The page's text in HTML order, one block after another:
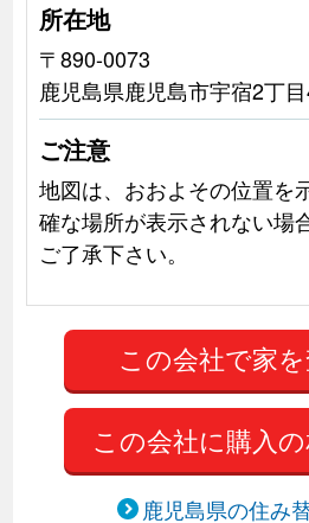
所在地
〒890-0073
鹿児島県鹿児島市宇宿2丁
ご注意
地図は、おおよその位置を
確な場所が表示されない場
ご了承下さい。
この会社に購入
鹿児島県の住み